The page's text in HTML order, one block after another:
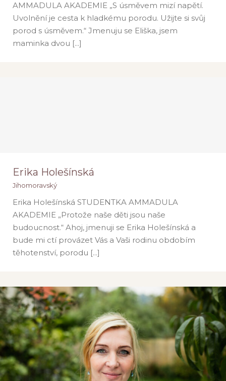
Eliška Hurychová
Hl. m. Praha Středočeský
AMMADULA AKADEMIE „S úsměvem mizí napětí.
Uvolnění je cesta k hladkému porodu. Užijte si svůj
porod s úsměvem.“ Jmenuju se Eliška, jsem
maminka dvou [...]
Jihomoravský
Erika Holešínská
Jihomoravský
Erika Holešínská STUDENTKA AMMADULA
AKADEMIE „Protože naše děti jsou naše
budoucnost.“ Ahoj, jmenuji se Erika Holešínská a
bude mi ctí provázet Vás a Vaši rodinu obdobím
těhotenství, porodu [...]